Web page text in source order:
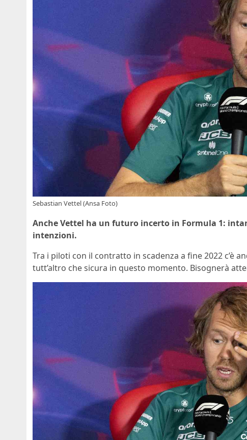
Sebastian Vettel (Ansa Foto)
Anche Vettel ha un futuro incerto in Formula 1:
intenzioni.
Tra i piloti con il contratto in scadenza a fine 2022 c’è
tutt’altro che sicura in questo momento. Bisognerà